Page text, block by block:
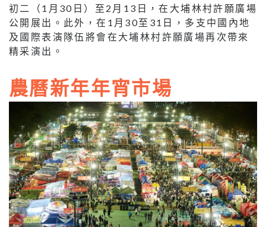
初二（1月30日）至2月13日，在大埔林村許願廣場
公開展出。此外，在1月30至31日，多支中國內地
及國際表演隊伍將會在大埔林村許願廣場再次帶來
精采演出。
農曆新年年宵市場